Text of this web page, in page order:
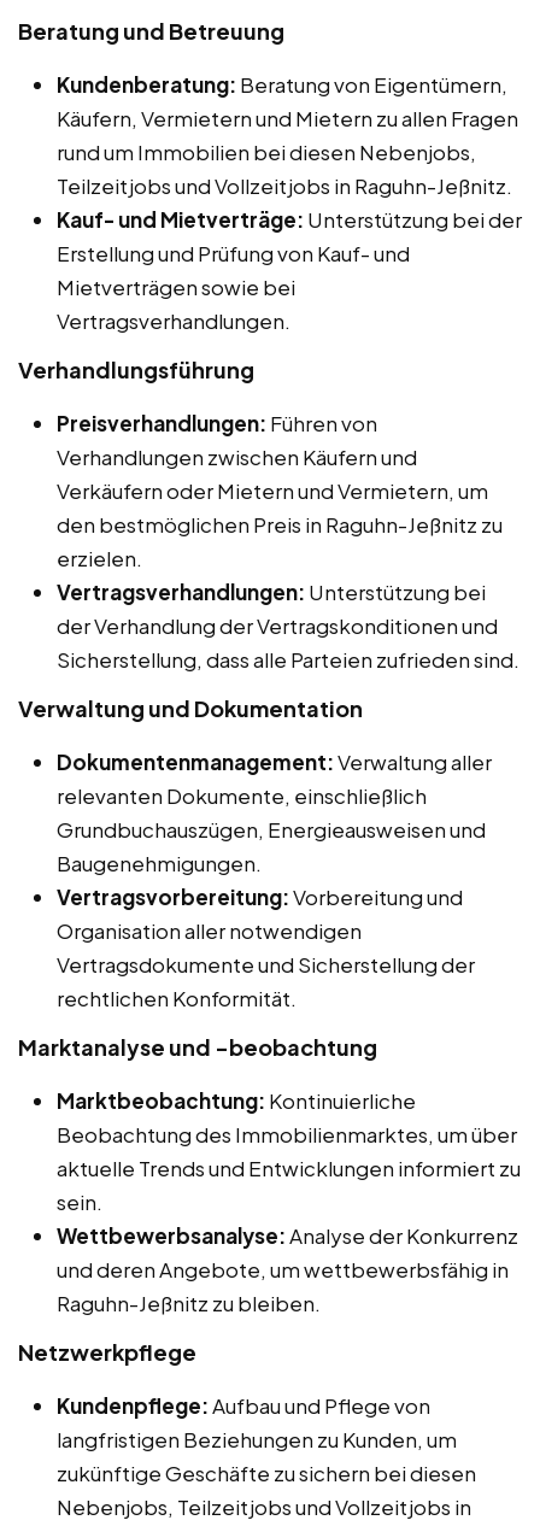
Beratung und Betreuung
Kundenberatung: Beratung von Eigentümern,
Käufern, Vermietern und Mietern zu allen Fragen
rund um Immobilien bei diesen Nebenjobs,
Teilzeitjobs und Vollzeitjobs in Raguhn-Jeßnitz.
Kauf- und Mietverträge: Unterstützung bei der
Erstellung und Prüfung von Kauf- und
Mietverträgen sowie bei
Vertragsverhandlungen.
Verhandlungsführung
Preisverhandlungen: Führen von
Verhandlungen zwischen Käufern und
Verkäufern oder Mietern und Vermietern, um
den bestmöglichen Preis in Raguhn-Jeßnitz zu
erzielen.
Vertragsverhandlungen: Unterstützung bei
der Verhandlung der Vertragskonditionen und
Sicherstellung, dass alle Parteien zufrieden sind.
Verwaltung und Dokumentation
Dokumentenmanagement:Verwaltung aller
relevanten Dokumente, einschließlich
Grundbuchauszügen, Energieausweisen und
Baugenehmigungen.
Vertragsvorbereitung:Vorbereitung und
Organisation aller notwendigen
Vertragsdokumente und Sicherstellung der
rechtlichen Konformität.
Marktanalyse und -beobachtung
Marktbeobachtung: Kontinuierliche
Beobachtung des Immobilienmarktes, um über
aktuelle Trends und Entwicklungen informiert zu
sein.
Wettbewerbsanalyse:Analyse der Konkurrenz
und deren Angebote, um wettbewerbsfähig in
Raguhn-Jeßnitz zu bleiben.
Netzwerkpflege
Kundenpflege:Aufbau und Pflege von
langfristigen Beziehungen zu Kunden, um
zukünftige Geschäfte zu sichern bei diesen
Nebenjobs, Teilzeitjobs und Vollzeitjobs in